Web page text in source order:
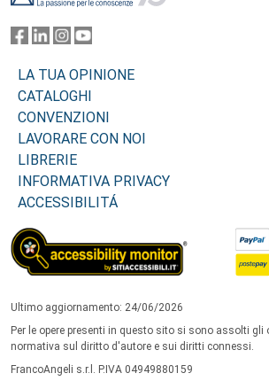
LA TUA OPINIONE
CATALOGHI
CONVENZIONI
LAVORARE CON NOI
LIBRERIE
INFORMATIVA PRIVACY
ACCESSIBILITÁ
Ultimo aggiornamento: 24/06/2026
Per le opere presenti in questo sito si sono assolti gli
normativa sul diritto d'autore e sui diritti connessi.
FrancoAngeli s.r.l. P.IVA 04949880159